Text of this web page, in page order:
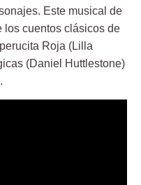
Este musical de
los cuentos clásicos de
Roja (Lilla
(Daniel Huttlestone)